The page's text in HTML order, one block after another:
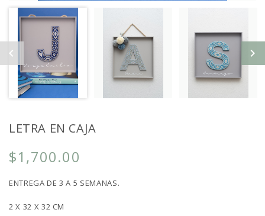
LETRA EN CAJA
$1,700.00
ENTREGA DE 3 A 5 SEMANAS.
2 X 32 X 32 CM